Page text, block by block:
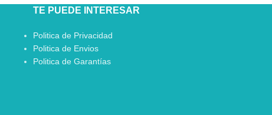
TE PUEDE INTERESAR
Politica de Privacidad
Politica de Envios
Politica de Garantías